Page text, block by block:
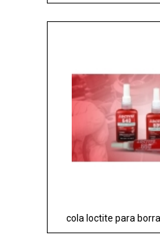
cola loctite para